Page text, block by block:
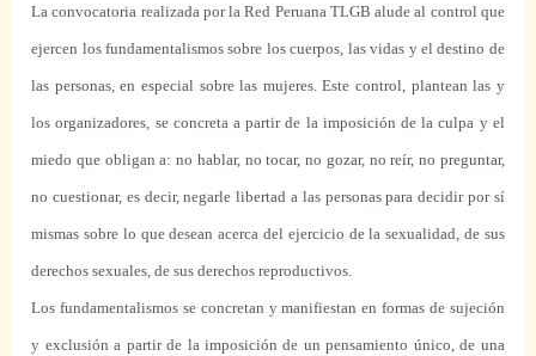
La convocatoria realizada porla Red PeruanaTLGB alude al control que
ejercen los fundamentalismos sobre los cuerpos, las vidas y el destino de
las personas, en especial sobre las mujeres. Este control, plantean las y
los organizadores, se concreta a partir de la imposición de la culpa y el
miedo que obligan a: no hablar, no tocar, no gozar, no reír, no preguntar,
no cuestionar, es decir, negarle libertad a las personas para decidir por sí
mismas sobre lo que desean acerca del ejercicio de la sexualidad, de sus
derechos sexuales, de sus derechos reproductivos.
Los fundamentalismos se concretan y manifiestan en formas de sujeción
y exclusión a partir de la imposición de un pensamiento único, de una